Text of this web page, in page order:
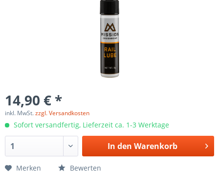
14,90 € *
inkl. MwSt.zzgl. Versandkosten
Sofort versandfertig, Lieferzeit ca. 1-3 Werktage
In den Warenkorb
Merken Bewerten